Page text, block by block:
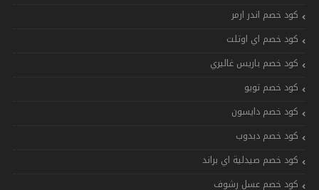
كود خصم اندر ارمر
كود خصم اي اوتلت
كود خصم باريس غاليري
كود خصم تويو
كود خصم دايسون
كود خصم دبدوب
كود خصم صيدلية اي براند
كود خصم عسل رشوف